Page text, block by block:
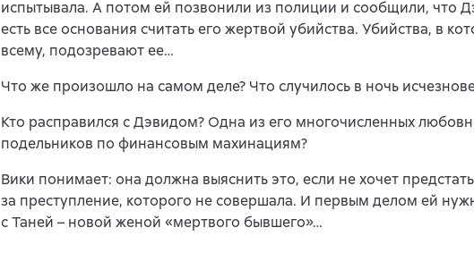
испытывала. А потом ей позвонили из полиции и сообщили, что
есть все основания считать его жертвой убийства. Убийства, в
всему, подозревают ее…
Что же произошло на самом деле? Что случилось в ночь
Кто расправился с Дэвидом? Одна из его многочисленных
подельников по финансовым махинациям?
Вики понимает: она должна выяснить это, если не хочет
за преступление, которого не совершала. И первым делом ей
с Таней – новой женой «мертвого бывшего»…